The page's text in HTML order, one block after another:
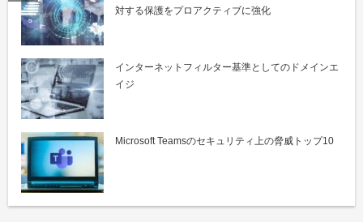
対する保護をプロアクティブに強化
インターネットフィルター基準としてのドメインエ
イジ
Microsoft Teamsのセキュリティ上の脅威トップ10